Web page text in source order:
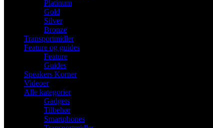
Platinum
Gold
Silver
Bronze
Transportmidler
Feature og guides
Feature
Guides
Speakers Korner
Videoer
Alle kategorier
Gadgets
Tilbehør
Smartphones